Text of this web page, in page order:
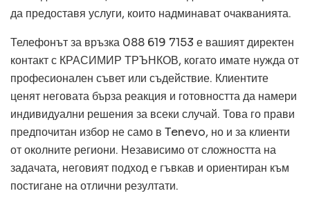
да предоставя услуги, които надминават очакванията.
Телефонът за връзка 088 619 7153 е вашият директен
контакт с КРАСИМИР ТРЪНКОВ, когато имате нужда от
професионален съвет или съдействие. Клиентите
ценят неговата бърза реакция и готовността да намери
индивидуални решения за всеки случай. Това го прави
предпочитан избор не само в Tenevo, но и за клиенти
от околните региони. Независимо от сложността на
задачата, неговият подход е гъвкав и ориентиран към
постигане на отлични резултати.